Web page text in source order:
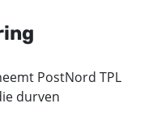
PostNord TPL
durven